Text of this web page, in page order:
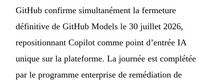
GitHub confirme simultanément la fermeture
définitive de GitHub Models le 30 juillet 2026,
repositionnant Copilot comme point d’entrée IA
unique sur la plateforme. La journée est complétée
par le programme enterprise de remédiation de